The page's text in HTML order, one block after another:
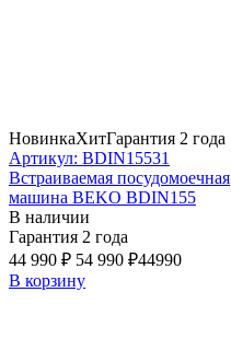
НовинкаХитГарантия 2 года
Артикул: BDIN15531
Встраиваемая посудомоечная
машина BEKO BDIN155
В наличии
Гарантия 2 года
44 990 ₽ 54 990 ₽44990
В корзину